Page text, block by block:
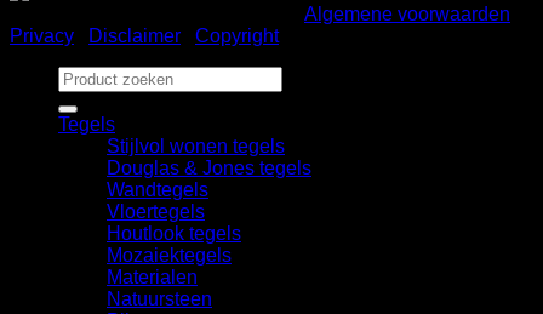
Algemene voorwaarden
Privacy
Disclaimer
Copyright
Zoeken
naar:
Tegels
Stijlvol wonen tegels
Douglas & Jones tegels
Wandtegels
Vloertegels
Houtlook tegels
Mozaiektegels
Materialen
Natuursteen